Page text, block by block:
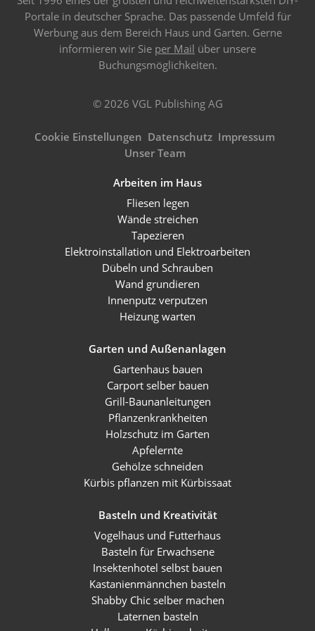
Portale in deutscher Sprache. Das passende Umfeld für
Werbung aus dem Bereich Haus und Garten. Gerne
informieren wir Sie per Mail über unsere
Buchungsmöglichkeiten.
© 2026 VGL Publishing AG
Cookie Einstellungen Datenschutz Impressum
Unser Team
Arbeiten im Haus
Fliesen legen
Wände streichen
Tapezieren
Elektroinstallation und Elektroarbeiten
Dübeln und Schrauben
Wand grundieren
Innenputz verputzen
Heizung warten
Garten und Außenanlagen
Gartenhaus bauen
Carport selber bauen
Grill-Baunanleitungen
Pflanzenkrankheiten
Holzschutz im Garten
Apfelernte
Gehölze schneiden
Kürbis pflanzen mit Kürbissaat
Basteln und Kreativität
Vogelhaus und Futterhaus
Basteln für Erwachsene
Insektenhotel selbst bauen
Kastanienmännchen basteln
Shabby Chic selber machen
Laternen basteln